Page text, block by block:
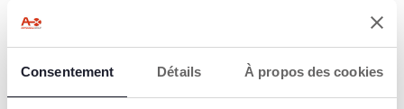
Consentement Détails À propos des cookies
FONCTION
NOCTURNE
VAPEUR ANTI-
BRÛLURE